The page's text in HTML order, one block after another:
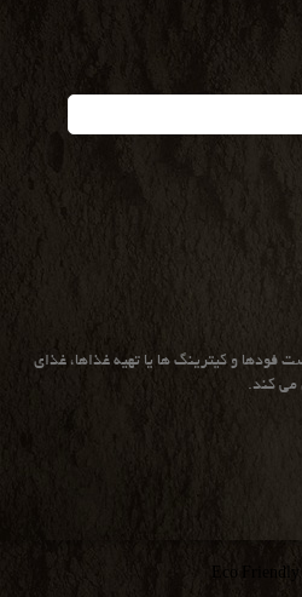
فودها و كیترینگ ها یا تهیه غذاها، غذای
كند.
Eco